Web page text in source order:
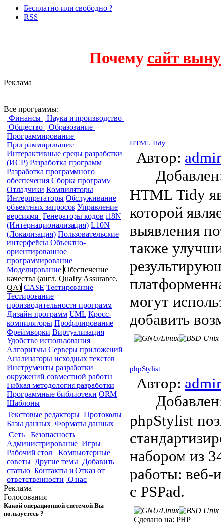
Бесплатно или свободно ?
RSS
Почему сайт
Реклама
Все программы:
Финансы
Наука и производство
Общество
Образование
Программирование
Программирование
Интерактивные среды разработки
(ИСР) Разработка программ
Разработка программного
обеспечения Сборка программ
Отладчики Компиляторы
Интерпретаторы Обслуживание
объектных запросов Управление
версиями Генераторы кодов i18N
(Интернационализация) L10N
(Локализация) Пользовательские
интерфейсы Объектно-
ориентированное
программирование
Моделирование Обеспечение
качества (англ. Quality Assurance,
QA) CASE Тестирование
Тестирование
производительности программ
Дизайн программ UML Кросс-
компиляторы Профилирование
Фреймворки Виртуализация
Удобство использования
Алгоритмы Серверы приложений
Анализаторы исходных текстов
Инструменты разработки
окружений совместной работы
Гибкая методология разработки
Программные библиотеки ORM
Шаблоны
Текстовые редакторы Протоколы
Базы данных Форматы данных
Сеть
Безопасность
Администрирование Игры
Рабочий стол
Компьютерные
советы Другие темы Добавить
статью Контакты и Отказ от
ответственности О нас
Реклама
Голосования
Какой операционной системой Вы
пользуетесь ?
HTML Tidy
Автор:
HTML Tidy
которой
выявления
также
могут
добавить
phpStylist
Автор:
phpStylist
набором из
работы: веб-
с PSPad.
Сделано на: PHP